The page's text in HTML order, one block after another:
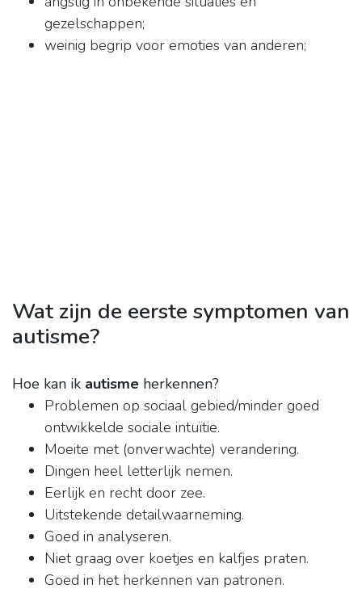
gezelschappen;
weinig begrip voor emoties van anderen;
Wat zijn de eerste symptomen van
autisme?
Hoe kan ik autisme herkennen?
Problemen op sociaal gebied/minder goed
ontwikkelde sociale intuïtie.
Moeite met (onverwachte) verandering.
Dingen heel letterlijk nemen.
Eerlijk en recht door zee.
Uitstekende detailwaarneming.
Goed in analyseren.
Niet graag over koetjes en kalfjes praten.
Goed in het herkennen van patronen.